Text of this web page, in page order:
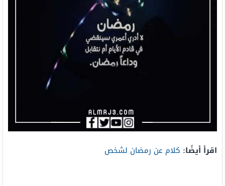
اقرأ أيضًا: كلام عن رمضان لشخص